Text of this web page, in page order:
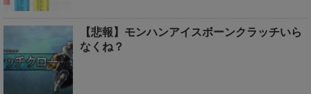
【悲報】モンハンアイスボーンクラッチいら
なくね？